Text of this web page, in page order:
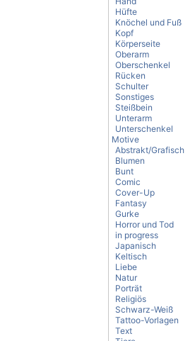
Hüfte
Knöchel und Fuß
Kopf
Körperseite
Oberarm
Oberschenkel
Rücken
Schulter
Sonstiges
Steißbein
Unterarm
Unterschenkel
Motive
Abstrakt/Grafisch
Blumen
Bunt
Comic
Cover-Up
Fantasy
Gurke
Horror und Tod
in progress
Japanisch
Keltisch
Liebe
Natur
Porträt
Religiös
Schwarz-Weiß
Tattoo-Vorlagen
Text